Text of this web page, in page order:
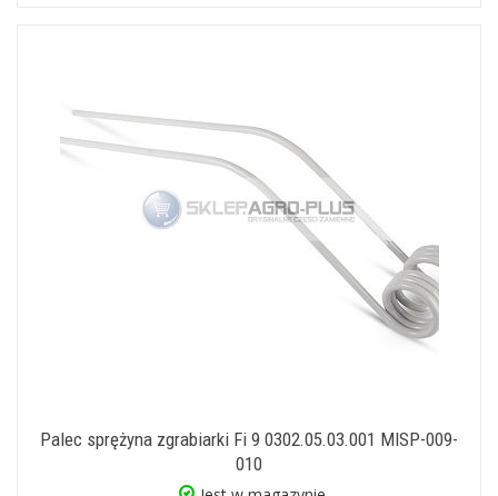
Palec sprężyna zgrabiarki Fi 9 0302.05.03.001 MISP-009-
010